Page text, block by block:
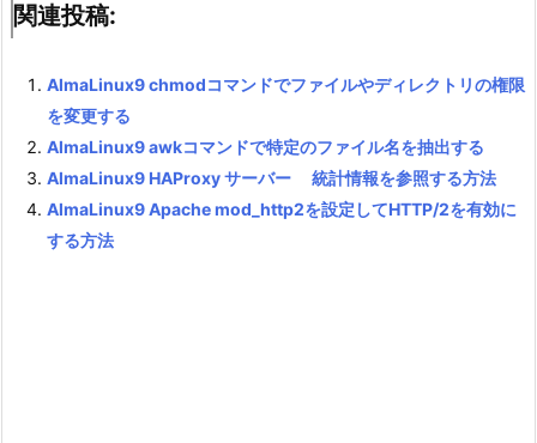
関連投稿:
AlmaLinux9 chmodコマンドでファイルやディレクトリの権限
を変更する
AlmaLinux9 awkコマンドで特定のファイル名を抽出する
AlmaLinux9 HAProxy サーバー 統計情報を参照する方法
AlmaLinux9 Apache mod_http2を設定してHTTP/2を有効に
する方法